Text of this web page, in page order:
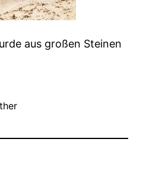
aus großen Steinen